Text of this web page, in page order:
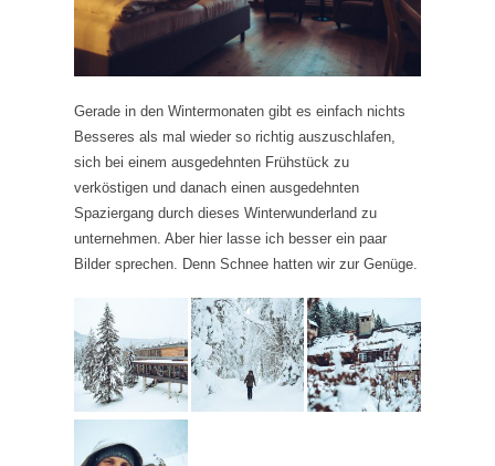
Gerade in den Wintermonaten gibt es einfach nichts
Besseres als mal wieder so richtig auszuschlafen,
sich bei einem ausgedehnten Frühstück zu
verköstigen und danach einen ausgedehnten
Spaziergang durch dieses Winterwunderland zu
unternehmen. Aber hier lasse ich besser ein paar
Bilder sprechen. Denn Schnee hatten wir zur Genüge.